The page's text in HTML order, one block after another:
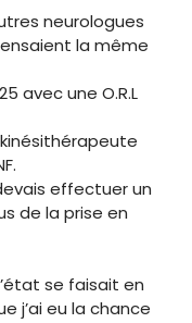
neurologues
la même
avec une O.R.L
kinésithérapeute
effectuer un
de la prise en
se faisait en
j’ai eu la chance